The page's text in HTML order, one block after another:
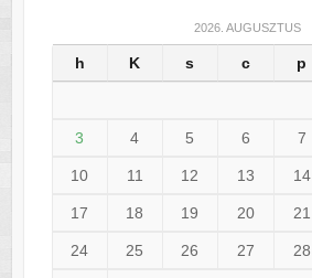
2026. AUGUSZTUS
h K s c p
3 4 5 6 7
10 11 12 13 14
17 18 19 20 21
24 25 26 27 28